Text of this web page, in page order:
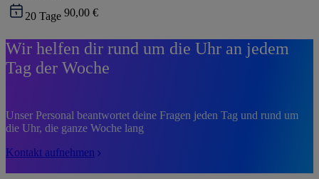
20 Tage 90,00 €
Wir helfen dir rund um die Uhr an jedem
Tag der Woche
Unser Personal beantwortet deine Fragen jeden Tag und rund um
die Uhr, die ganze Woche lang
Kontakt aufnehmen